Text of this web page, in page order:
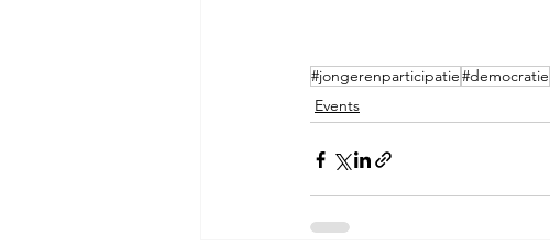
#jongerenparticipatie#democratie
Events